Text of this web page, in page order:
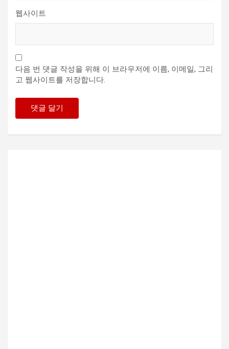
웹사이트
다음 번 댓글 작성을 위해 이 브라우저에 이름, 이메일, 그리
고 웹사이트를 저장합니다.